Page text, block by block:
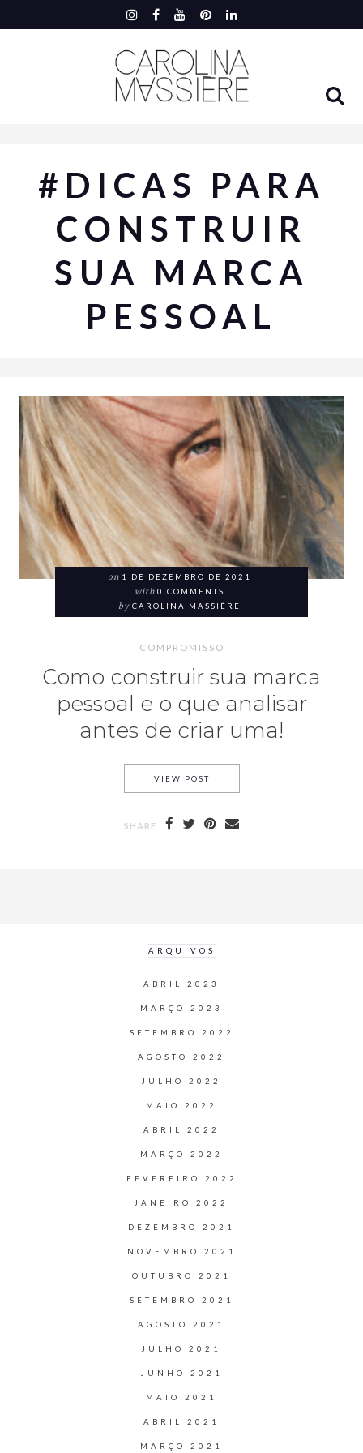
#DICAS PARA
CONSTRUIR
SUA MARCA
PESSOAL
on 1 DE DEZEMBRO DE 2021
with 0 COMMENTS
by CAROLINA MASSIÈRE
COMPROMISSO
Como construir sua marca
pessoal e o que analisar
antes de criar uma!
VIEW POST
SHARE
ARQUIVOS
ABRIL 2023
MARÇO 2023
SETEMBRO 2022
AGOSTO 2022
JULHO 2022
MAIO 2022
ABRIL 2022
MARÇO 2022
FEVEREIRO 2022
JANEIRO 2022
DEZEMBRO 2021
NOVEMBRO 2021
OUTUBRO 2021
SETEMBRO 2021
AGOSTO 2021
JULHO 2021
JUNHO 2021
MAIO 2021
ABRIL 2021
MARÇO 2021